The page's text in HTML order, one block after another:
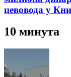
цевовода у
10 минута